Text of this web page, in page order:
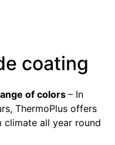
coating
of colors – In
ThermoPlus offers
all year round